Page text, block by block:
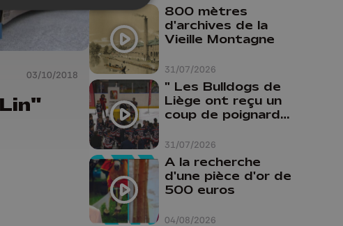
03/10/2018
31/07/2026
800 mètres
d'archives de la
Vieille Montagne
31/07/2026
" Les Bulldogs de
Liège ont reçu un
coup de poignard
04/08/2026
A la recherche
d'une pièce d'or de
500 euros